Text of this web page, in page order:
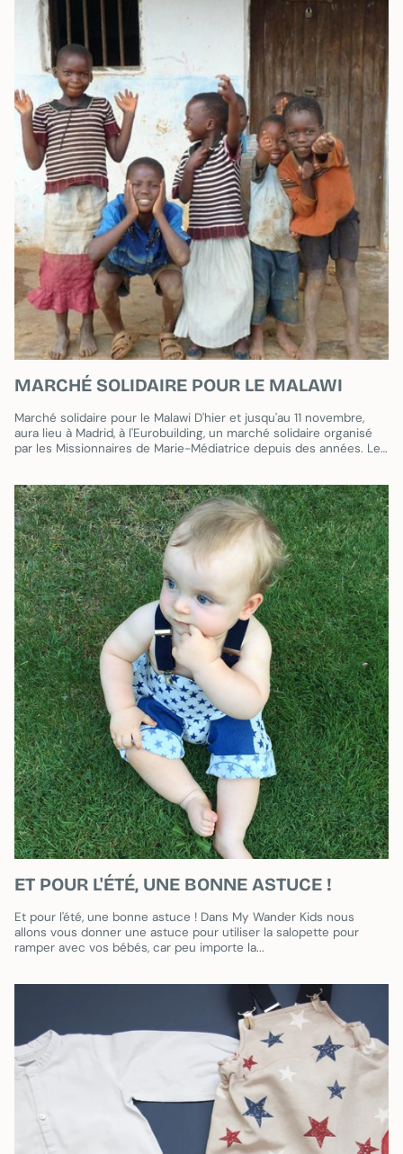
MARCHÉ SOLIDAIRE POUR LE MALAWI
Marché solidaire pour le Malawi D'hier et jusqu'au 11 novembre,
aura lieu à Madrid, à l'Eurobuilding, un marché solidaire organisé
par les Missionnaires de Marie-Médiatrice depuis des années. Le
ET POUR L'ÉTÉ, UNE BONNE ASTUCE !
Et pour l'été, une bonne astuce ! Dans My Wander Kids nous
allons vous donner une astuce pour utiliser la salopette pour
ramper avec vos bébés, car peu importe la...